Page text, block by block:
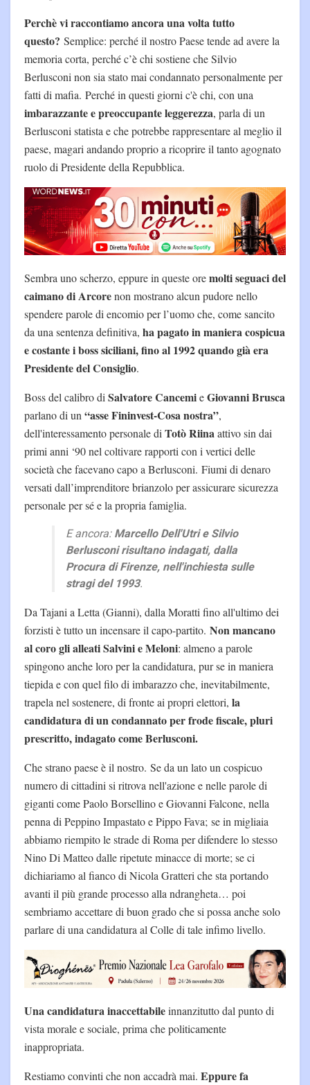
Perchè vi raccontiamo ancora una volta tutto
questo? Semplice: perché il nostro Paese tende ad avere la
memoria corta, perché c’è chi sostiene che Silvio
Berlusconi non sia stato mai condannato personalmente per
fatti di mafia. Perché in questi giorni c'è chi, con una
imbarazzante e preoccupante leggerezza, parla di un
Berlusconi statista e che potrebbe rappresentare al meglio il
paese, magari andando proprio a ricoprire il tanto agognato
ruolo di Presidente della Repubblica.
Sembra uno scherzo, eppure in queste oremolti seguaci del
caimano di Arcorenon mostrano alcun pudore nello
spendere parole di encomio per l’uomo che, come sancito
da una sentenza definitiva, ha pagato in maniera cospicua
e costante i boss siciliani, fino al 1992 quando già era
Presidente del Consiglio.
Boss del calibro di Salvatore CancemieGiovanni Brusca
parlano di un “asse Fininvest-Cosa nostra”,
dell'interessamento personale di Totò Riinaattivo sin dai
primi anni ‘90 nel coltivare rapporti con i vertici delle
società che facevano capo a Berlusconi. Fiumi di denaro
versati dall’imprenditore brianzolo per assicurare sicurezza
personale per sé e la propria famiglia.
E ancora:Marcello Dell'Utri e Silvio
Berlusconi risultano indagati, dalla
Procura di Firenze, nell'inchiesta sulle
stragi del 1993.
Da Tajani a Letta (Gianni), dalla Moratti fino all'ultimo dei
forzisti è tutto un incensare il capo-partito. Non mancano
al coro gli alleati Salvini e Meloni: almeno a parole
spingono anche loro per la candidatura, pur se in maniera
tiepida e con quel filo di imbarazzo che, inevitabilmente,
trapela nel sostenere, di fronte ai propri elettori, la
candidatura di un condannato per frode fiscale, pluri
prescritto, indagato come Berlusconi.
Che strano paese è il nostro. Se da un lato un cospicuo
numero di cittadini si ritrova nell'azione e nelle parole di
giganti come Paolo Borsellino e Giovanni Falcone, nella
penna di Peppino Impastato e Pippo Fava; se in migliaia
abbiamo riempito le strade di Roma per difendere lo stesso
Nino Di Matteo dalle ripetute minacce di morte; se ci
dichiariamo al fianco di Nicola Gratteri che sta portando
avanti il più grande processo alla ndrangheta… poi
sembriamo accettare di buon grado che si possa anche solo
parlare di una candidatura al Colle di tale infimo livello.
Una candidatura inaccettabileinnanzitutto dal punto di
vista morale e sociale, prima che politicamente
inappropriata.
Restiamo convinti che non accadrà mai. Eppure fa